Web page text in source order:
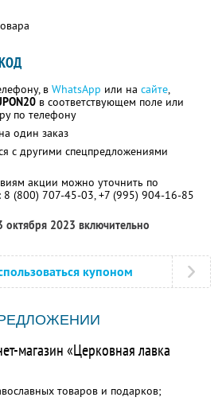
в WhatsApp или на сайте,
в соответствующем поле или
по телефону
один заказ
с другими спецпредложениями
акции можно уточнить по
8 (800) 707-45-03, +7 (995) 904-16-85
октября 2023 включительно
купоном
магазин «Церковная лавка
товаров и подарков;